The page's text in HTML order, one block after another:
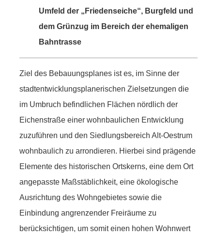
Umfeld der „Friedenseiche“, Burgfeld und
dem Grünzug im Bereich der ehemaligen
Bahntrasse
Ziel des Bebauungsplanes ist es, im Sinne der
stadtentwicklungsplanerischen Zielsetzungen die
im Umbruch befindlichen Flächen nördlich der
Eichenstraße einer wohnbaulichen Entwicklung
zuzuführen und den Siedlungsbereich Alt-Oestrum
wohnbaulich zu arrondieren. Hierbei sind prägende
Elemente des historischen Ortskerns, eine dem Ort
angepasste Maßstäblichkeit, eine ökologische
Ausrichtung des Wohngebietes sowie die
Einbindung angrenzender Freiräume zu
berücksichtigen, um somit einen hohen Wohnwert